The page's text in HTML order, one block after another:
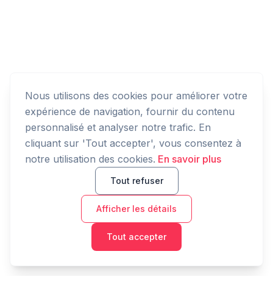
Nous utilisons des cookies pour améliorer votre
expérience de navigation, fournir du contenu
personnalisé et analyser notre trafic. En
cliquant sur 'Tout accepter', vous consentez à
notre utilisation des cookies. En savoir plus
Tout refuser
Afficher les détails
Tout accepter